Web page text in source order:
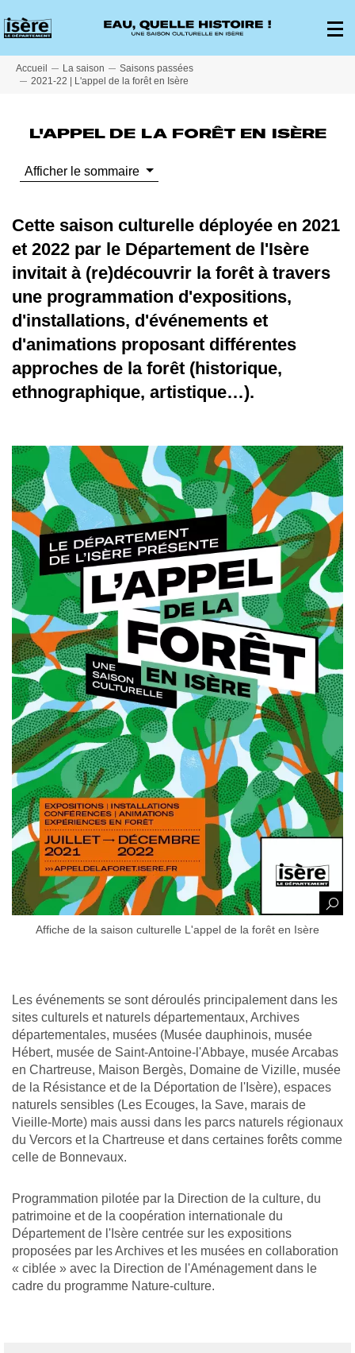
le
Accueil
La saison
Saisons passées
2021-22 | L'appel de la forêt en Isère
L'APPEL DE LA FORÊT EN ISÈRE
Afficher le sommaire
Cette saison culturelle déployée en 2021
et 2022 par le Département de l'Isère
invitait à (re)découvrir la forêt à travers
une programmation d'expositions,
d'installations, d'événements et
d'animations proposant différentes
approches de la forêt (historique,
ethnographique, artistique…).
Afficher
l'image
en
grand
Affiche de la saison culturelle L'appel de la forêt en Isère
Les événements se sont déroulés principalement dans les
sites culturels et naturels départementaux, Archives
départementales, musées (Musée dauphinois, musée
Hébert, musée de Saint-Antoine-l'Abbaye, musée Arcabas
en Chartreuse, Maison Bergès, Domaine de Vizille, musée
de la Résistance et de la Déportation de l'Isère), espaces
naturels sensibles (Les Ecouges, la Save, marais de
Vieille-Morte) mais aussi dans les parcs naturels régionaux
du Vercors et la Chartreuse et dans certaines forêts comme
celle de Bonnevaux.
Programmation pilotée par la Direction de la culture, du
patrimoine et de la coopération internationale du
Département de l'Isère centrée sur les expositions
proposées par les Archives et les musées en collaboration
« ciblée » avec la Direction de l'Aménagement dans le
cadre du programme Nature-culture.